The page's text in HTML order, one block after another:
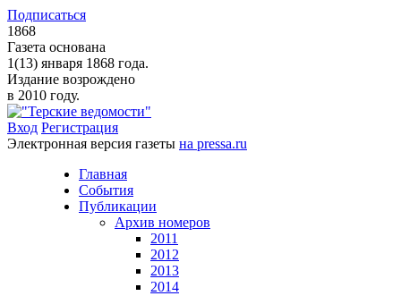
Подписаться
1868
Газета основана
1(13) января 1868 года.
Издание возрождено
в 2010 году.
Вход Регистрация
Электронная версия газеты на pressa.ru
Главная
События
Публикации
Архив номеров
2011
2012
2013
2014